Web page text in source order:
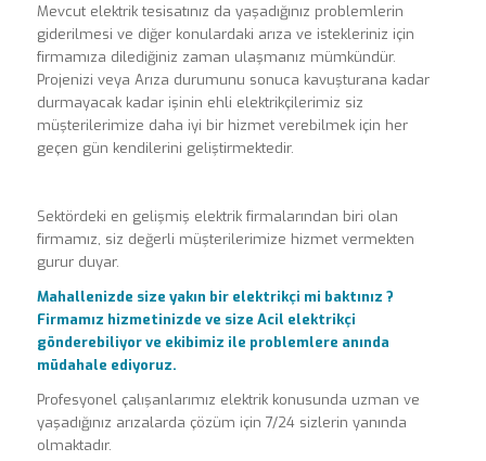
Mevcut elektrik tesisatınız da yaşadığınız problemlerin
giderilmesi ve diğer konulardaki arıza ve istekleriniz için
firmamıza dilediğiniz zaman ulaşmanız mümkündür.
Projenizi veya Arıza durumunu sonuca kavuşturana kadar
durmayacak kadar işinin ehli elektrikçilerimiz siz
müşterilerimize daha iyi bir hizmet verebilmek için her
geçen gün kendilerini geliştirmektedir.
Sektördeki en gelişmiş elektrik firmalarından biri olan
firmamız, siz değerli müşterilerimize hizmet vermekten
gurur duyar.
Mahallenizde size yakın bir elektrikçi mi baktınız ?
Firmamız hizmetinizde ve size Acil elektrikçi
gönderebiliyor ve ekibimiz ile problemlere anında
müdahale ediyoruz.
Profesyonel çalışanlarımız elektrik konusunda uzman ve
yaşadığınız arızalarda çözüm için 7/24 sizlerin yanında
olmaktadır.